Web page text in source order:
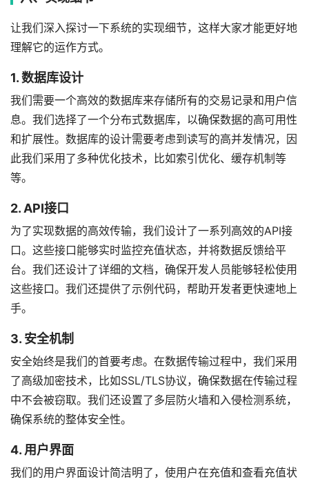
让我们深入探讨一下系统的实现细节，这样大家才能更好地
理解它的运作方式。
1. 数据库设计
我们需要一个高效的数据库来存储所有的交易记录和用户信
息。我们选择了一个分布式数据库，以确保数据的高可用性
和扩展性。数据库的设计需要考虑到读写的高并发情况，因
此我们采用了多种优化技术，比如索引优化、缓存机制等
等。
2. API接口
为了实现数据的高效传输，我们设计了一系列高效的API接
口。这些接口能够实时监控充值状态，并将数据反馈给平
台。我们还设计了详细的文档，确保开发人员能够轻松使用
这些接口。我们还提供了示例代码，帮助开发者更快速地上
手。
3. 安全机制
安全始终是我们的首要考虑。在数据传输过程中，我们采用
了高级加密技术，比如SSL/TLS协议，确保数据在传输过程
中不会被窃取。我们还设置了多层防火墙和入侵检测系统，
确保系统的整体安全性。
4. 用户界面
我们的用户界面设计简洁明了，使用户在充值和查看充值状